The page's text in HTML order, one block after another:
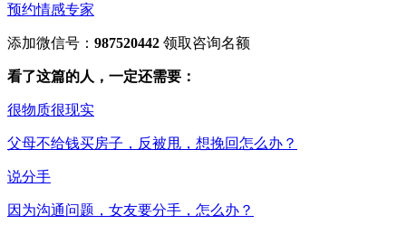
预约情感专家
添加微信号： 987520442 领取咨询名额
看了这篇的人，一定还需要：
很物质很现实
父母不给钱买房子，反被甩，想挽回怎么办？
说分手
因为沟通问题，女友要分手，怎么办？